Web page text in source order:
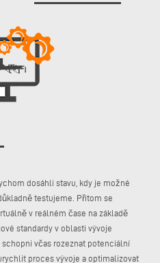
dosáhli stavu, kdy je možné
testujeme. Přitom se
v reálném čase na základě
standardy v oblasti vývoje
včas rozeznat potenciální
proces vývoje a optimalizovat